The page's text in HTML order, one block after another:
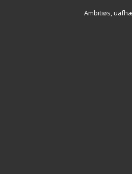
Ambitiøs,